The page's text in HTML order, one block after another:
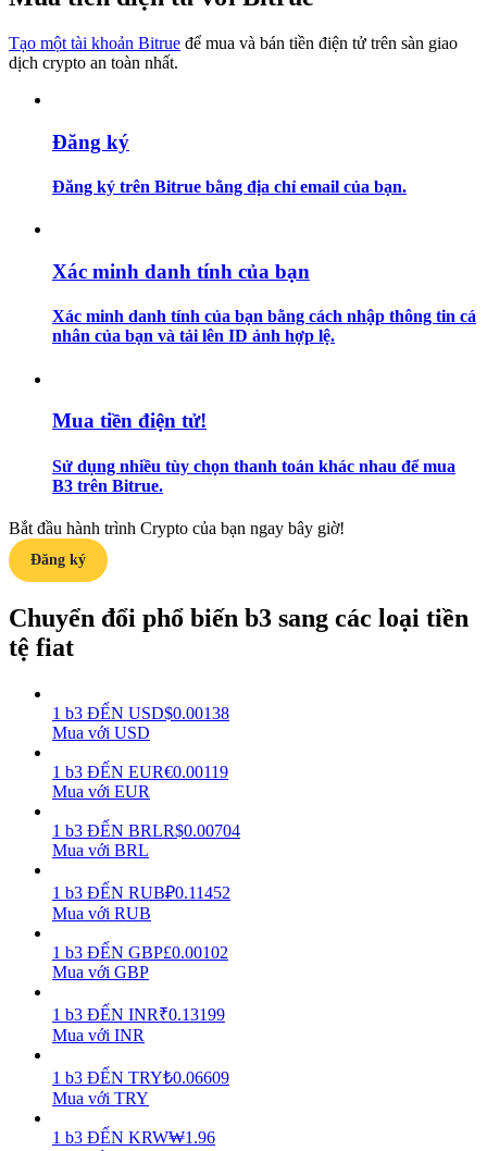
Hướng dẫn giao dịch Spot
Chiến lược giao dịch
Học cách duy trì lợi nhuận
Làm cho tài sản của bạn tăng giá trị đều đặn
Tạo một tài khoản Bitrue để mua và bán tiền điện tử trên sàn giao
dịch crypto an toàn nhất.
Đăng ký
Đăng ký trên Bitrue bằng địa chỉ email của bạn.
Xác minh danh tính của bạn
Xác minh danh tính của bạn bằng cách nhập thông tin cá
nhân của bạn và tải lên ID ảnh hợp lệ.
Mua tiền điện tử!
Sử dụng nhiều tùy chọn thanh toán khác nhau để mua
B3 trên Bitrue.
Bắt đầu hành trình Crypto của bạn ngay bây giờ!
Đăng ký
Chuyển đổi phổ biến b3 sang các loại tiền
tệ fiat
1 b3 ĐẾN USD$0.00138
Mua với USD
1 b3 ĐẾN EUR€0.00119
Mua với EUR
1 b3 ĐẾN BRLR$0.00704
Mua với BRL
1 b3 ĐẾN RUB₽0.11452
Mua với RUB
1 b3 ĐẾN GBP£0.00102
Mua với GBP
1 b3 ĐẾN INR₹0.13199
Mua với INR
1 b3 ĐẾN TRY₺0.06609
Mua với TRY
1 b3 ĐẾN KRW₩1.96